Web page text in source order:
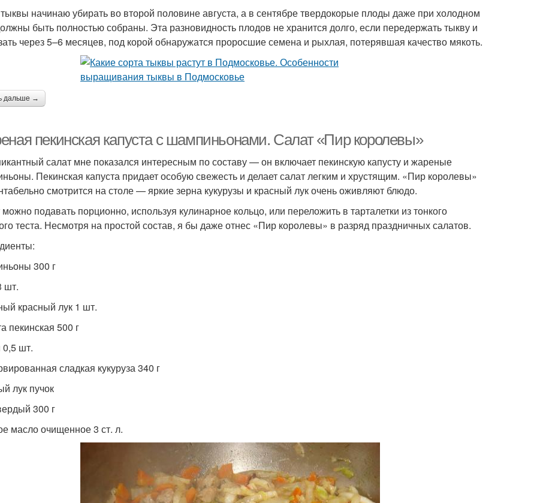
начинаю убирать во второй половине августа, а в сентябре твердокорые плоды даже при холодном
быть полностью собраны. Эта разновидность плодов не хранится долго, если передержать тыкву и
через 5–6 месяцев, под корой обнаружатся проросшие семена и рыхлая, потерявшая качество мякоть.
дальше →
пекинская капуста с шампиньонами. Салат «Пир королевы»
салат мне показался интересным по составу — он включает пекинскую капусту и жареные
Пекинская капуста придает особую свежесть и делает салат легким и хрустящим. «Пир королевы»
смотрится на столе — яркие зерна кукурузы и красный лук очень оживляют блюдо.
подавать порционно, используя кулинарное кольцо, или переложить в тарталетки из тонкого
теста. Несмотря на простой состав, я бы даже отнес «Пир королевы» в разряд праздничных салатов.
300 г
шт.
красный лук 1 шт.
пекинская 500 г
шт.
сладкая кукуруза 340 г
лук пучок
300 г
масло очищенное 3 ст. л.